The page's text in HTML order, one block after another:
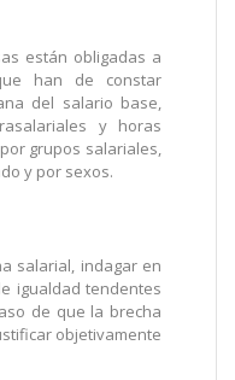
están obligadas a
han de constar
del salario base,
y horas
grupos salariales,
y por sexos.
salarial, indagar en
igualdad tendentes
de que la brecha
objetivamente